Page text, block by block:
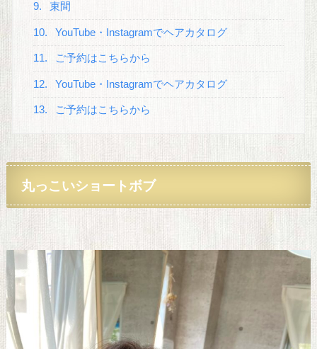
9. 束間
10. YouTube・Instagramでヘアカタログ
11. ご予約はこちらから
12. YouTube・Instagramでヘアカタログ
13. ご予約はこちらから
丸っこいショートボブ